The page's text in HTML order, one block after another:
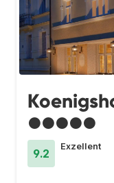
●●●●●
9.2
Exzellent